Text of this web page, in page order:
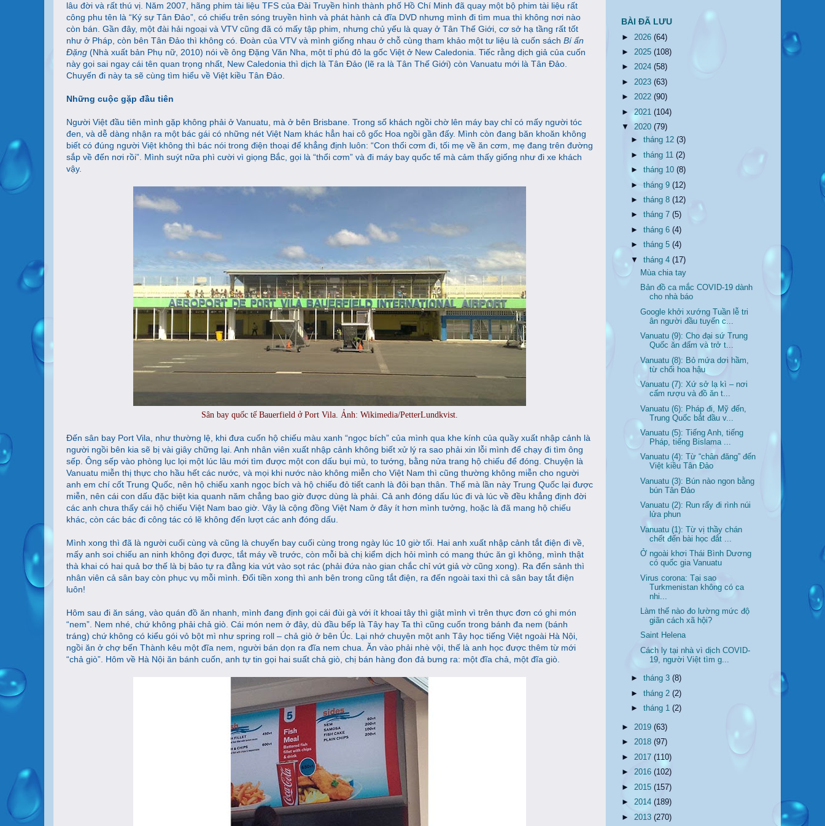
lâu đời và rất thú vị. Năm 2007, hãng phim tài liệu TFS của Đài Truyền hình thành phố Hồ Chí Minh đã quay một bộ phim tài liệu rất
công phu tên là “Ký sự Tân Đảo”, có chiếu trên sóng truyền hình và phát hành cả đĩa DVD nhưng mình đi tìm mua thì không nơi nào
còn bán. Gần đây, một đài hải ngoại và VTV cũng đã có mấy tập phim, nhưng chủ yếu là quay ở Tân Thế Giới, cơ sở hạ tầng rất tốt
như ở Pháp, còn bên Tân Đảo thì không có. Đoàn của VTV và mình giống nhau ở chỗ cùng tham khảo một tư liệu là cuốn sách Bí ẩn
Đặng (Nhà xuất bản Phụ nữ, 2010) nói về ông Đặng Văn Nha, một tỉ phú đô la gốc Việt ở New Caledonia. Tiếc rằng dịch giả của cuốn
này gọi sai ngay cái tên quan trọng nhất, New Caledonia thì dịch là Tân Đảo (lẽ ra là Tân Thế Giới) còn Vanuatu mới là Tân Đảo.
Chuyến đi này ta sẽ cùng tìm hiểu về Việt kiều Tân Đảo.
Những cuộc gặp đầu tiên
Người Việt đầu tiên mình gặp không phải ở Vanuatu, mà ở bên Brisbane. Trong số khách ngồi chờ lên máy bay chỉ có mấy người tóc
đen, và dễ dàng nhận ra một bác gái có những nét Việt Nam khác hẳn hai cô gốc Hoa ngồi gần đấy. Mình còn đang băn khoăn không
biết có đúng người Việt không thì bác nói trong điện thoại để khẳng định luôn: “Con thổi cơm đi, tối mẹ về ăn cơm, mẹ đang trên đường
sắp về đến nơi rồi”. Mình suýt nữa phì cười vì giọng Bắc, gọi là “thổi cơm” và đi máy bay quốc tế mà cảm thấy giống như đi xe khách
vậy.
Sân bay quốc tế Bauerfield ở Port Vila. Ảnh: Wikimedia/PetterLundkvist.
Đến sân bay Port Vila, như thường lệ, khi đưa cuốn hộ chiếu màu xanh “ngọc bích” của mình qua khe kính của quầy xuất nhập cảnh là
người ngồi bên kia sẽ bị vài giây chững lại. Anh nhân viên xuất nhập cảnh không biết xử lý ra sao phải xin lỗi mình để chạy đi tìm ông
sếp. Ông sếp vào phòng lục lọi một lúc lâu mới tìm được một con dấu bụi mù, to tướng, bằng nửa trang hộ chiếu để đóng. Chuyện là
Vanuatu miễn thị thực cho hầu hết các nước, và mọi khi nước nào không miễn cho Việt Nam thì cũng thường không miễn cho người
anh em chí cốt Trung Quốc, nên hộ chiếu xanh ngọc bích và hộ chiếu đỏ tiết canh là đôi bạn thân. Thế mà lần này Trung Quốc lại được
miễn, nên cái con dấu đặc biệt kia quanh năm chẳng bao giờ được dùng là phải. Cả anh đóng dấu lúc đi và lúc về đều khẳng định đời
các anh chưa thấy cái hộ chiếu Việt Nam bao giờ. Vậy là cộng đồng Việt Nam ở đây ít hơn mình tưởng, hoặc là đã mang hộ chiếu
khác, còn các bác đi công tác có lẽ không đến lượt các anh đóng dấu.
Mình xong thì đã là người cuối cùng và cũng là chuyến bay cuối cùng trong ngày lúc 10 giờ tối. Hai anh xuất nhập cảnh tắt điện đi về,
mấy anh soi chiếu an ninh không đợi được, tắt máy về trước, còn mỗi bà chị kiểm dịch hỏi mình có mang thức ăn gì không, mình thật
thà khai có hai quả bơ thế là bị bảo tự ra đằng kia vứt vào sọt rác (phải đứa nào gian chắc chỉ vứt giả vờ cũng xong). Ra đến sảnh thì
nhân viên cả sân bay còn phục vụ mỗi mình. Đổi tiền xong thì anh bên trong cũng tắt điện, ra đến ngoài taxi thì cả sân bay tắt điện
luôn!
Hôm sau đi ăn sáng, vào quán đồ ăn nhanh, mình đang định gọi cái đùi gà với ít khoai tây thì giật mình vì trên thực đơn có ghi món
“nem”. Nem nhé, chứ không phải chả giò. Cái món nem ở đây, dù đầu bếp là Tây hay Ta thì cũng cuốn trong bánh đa nem (bánh
tráng) chứ không có kiểu gói vỏ bột mì như spring roll – chả giò ở bên Úc. Lại nhớ chuyện một anh Tây học tiếng Việt ngoài Hà Nội,
ngồi ăn ở chợ bến Thành kêu một đĩa nem, người bán dọn ra đĩa nem chua. Ăn vào phải nhè vội, thế là anh học được thêm từ mới
“chả giò”. Hôm về Hà Nội ăn bánh cuốn, anh tự tin gọi hai suất chả giò, chị bán hàng đon đả bưng ra: một đĩa chả, một đĩa giò.
BÀI ĐÃ LƯU
► 2026 (64)
► 2025 (108)
► 2024 (58)
► 2023 (63)
► 2022 (90)
►2021 (104)
▼ 2020 (79)
►tháng 12(3)
►tháng 11(2)
►tháng 10(8)
►tháng 9(12)
►tháng 8(12)
►tháng 7(5)
►tháng 6(4)
►tháng 5(4)
▼tháng 4(17)
Mùa chia tay
Bản đồ ca mắc COVID-19 dành
cho nhà báo
Google khởi xướng Tuần lễ tri
ân người đầu tuyến c...
Vanuatu (9): Cho đại sứ Trung
Quốc ăn đấm và trở t...
Vanuatu (8): Bỏ mứa dơi hầm,
từ chối hoa hậu
Vanuatu (7): Xứ sở lạ kì – nơi
cấm rượu và đồ ăn t...
Vanuatu (6): Pháp đi, Mỹ đến,
Trung Quốc bắt đầu v...
Vanuatu (5): Tiếng Anh, tiếng
Pháp, tiếng Bislama ...
Vanuatu (4): Từ “chân đăng” đến
Việt kiều Tân Đảo
Vanuatu (3): Bún nào ngon bằng
bún Tân Đảo
Vanuatu (2): Run rẩy đi rình núi
lửa phun
Vanuatu (1): Từ vị thầy chán
chết đến bài học đắt ...
Ở ngoài khơi Thái Bình Dương
có quốc gia Vanuatu
Virus corona: Tại sao
Turkmenistan không có ca
nhi...
Làm thế nào đo lường mức độ
giãn cách xã hội?
Saint Helena
Cách ly tại nhà vì dịch COVID-
19, người Việt tìm g...
►tháng 3(8)
►tháng 2(2)
►tháng 1(2)
► 2019 (63)
► 2018 (97)
► 2017 (110)
► 2016 (102)
► 2015 (157)
► 2014 (189)
► 2013 (270)